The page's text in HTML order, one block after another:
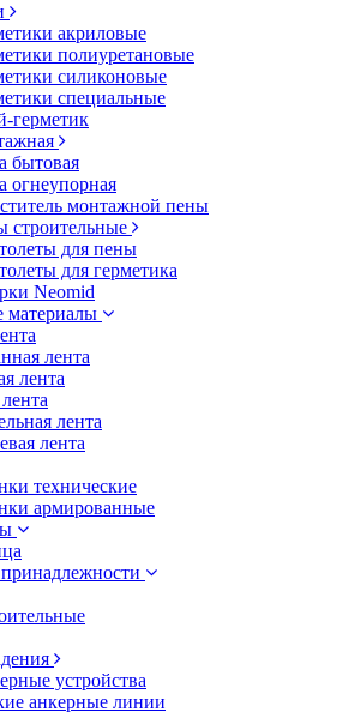
акриловые
полиуретановые
силиконовые
специальные
герметик
бытовая
огнеупорная
монтажной пены
строительные
для пены
для герметика
Neomid
материалы
лента
лента
лента
лента
технические
армированные
устройства
анкерные линии